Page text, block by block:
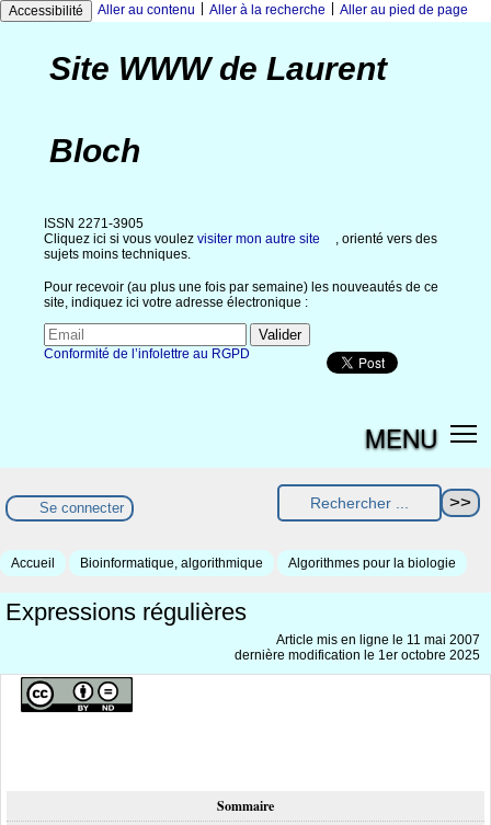
Accessibilité Aller au contenu Aller à la recherche Aller au pied de page
Site WWW de Laurent
Bloch
ISSN 2271-3905
Cliquez ici si vous voulez visiter mon autre site
, orienté vers des
sujets moins techniques.
Pour recevoir (au plus une fois par semaine) les nouveautés de ce
site, indiquez ici votre adresse électronique :
Conformité de l’infolettre au RGPD
MENU
Se connecter
Accueil Bioinformatique, algorithmique Algorithmes pour la biologie
Expressions régulières
Article mis en ligne le 11 mai 2007
dernière modification le 1er octobre 2025
Sommaire